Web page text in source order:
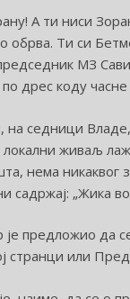
А ти ниси
обрва. Ти си
МЗ
дрес коду
на седници
локални живаљ
нема никаквог
садржај: „Жика
предложио да
странци или